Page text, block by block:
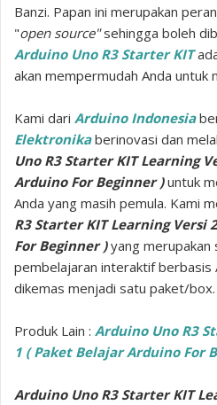
Banzi. Papan ini merupakan
"open source"sehingga boleh
Arduino Uno R3 Starter KIT
akan mempermudah Anda untuk
Kami dari Arduino Indonesia
Elektronikaberinovasi dan
Uno R3 Starter KIT Learning
Arduino For Beginner )untuk
Anda yang masih pemula. Kami
R3 Starter KIT Learning Versi
For Beginner )yang merupakan
pembelajaran interaktif berbasis
dikemas menjadi satu paket/box.
Produk Lain : Arduino Uno R3
1 ( Paket Belajar Arduino For
Arduino Uno R3 Starter KIT